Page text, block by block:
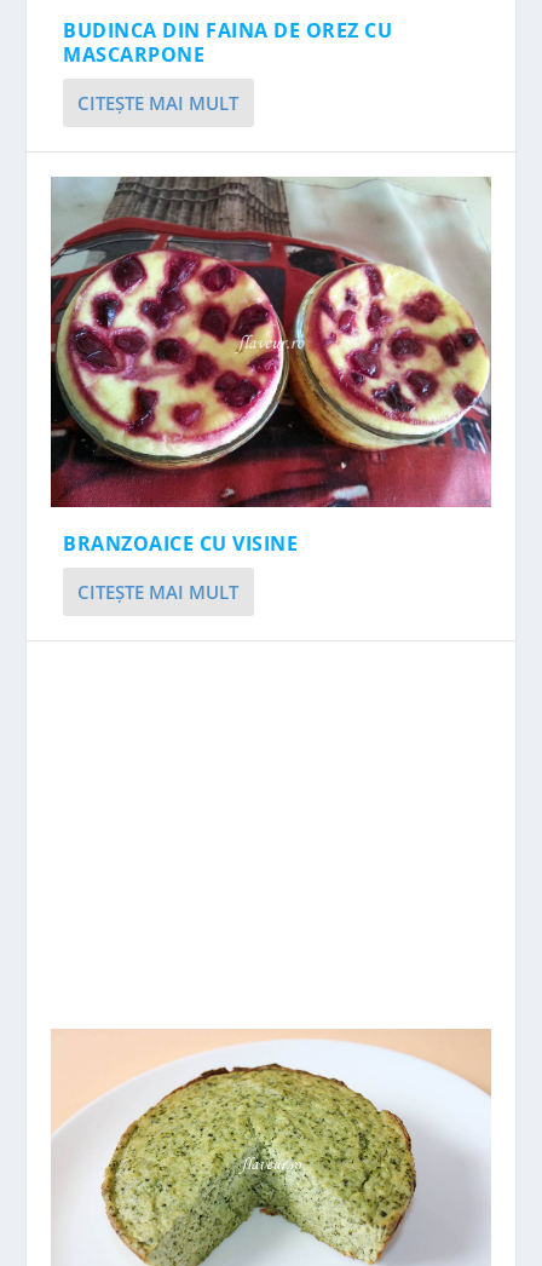
BUDINCA DIN FAINA DE OREZ CU
MASCARPONE
CITEŞTE MAI MULT
BRANZOAICE CU VISINE
CITEŞTE MAI MULT